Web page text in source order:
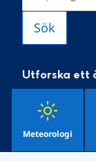
Utforska ett
Meteorologi